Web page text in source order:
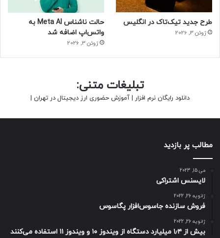
طرح جدید تیک‌تاک در انگلیس
ژوئن 3, 2026
حالت ناشناس Meta AI به
واتس‌اپ اضافه شد
ژوئن 3, 2026
تبلیغات متنی:
دانلود رایگان نرم افزار | آموزش حضوری ارز دیجیتال در تهران |
مطالب پر بازدید
می 15, 2023
لایسنس اشتراکی
ژانویه 26, 2022
فروش سازنده جاسوس‌افزار پگاسوس
ژانویه 26, 2022
بیش از ۱٫۴ میلیارد دستگاه از ویندوز ۱۰ و ویندوز ۱۱ استفاده می‌کنند